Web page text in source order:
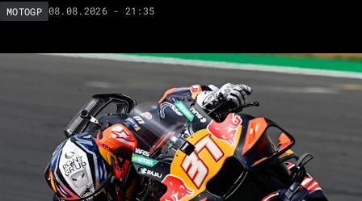
MOTOGP 08.08.2026 - 21:35